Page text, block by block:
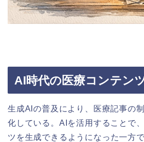
AI時代の医療コンテン
生成AIの普及により、医療記事の
化している。AIを活用することで
ツを生成できるようになった一方